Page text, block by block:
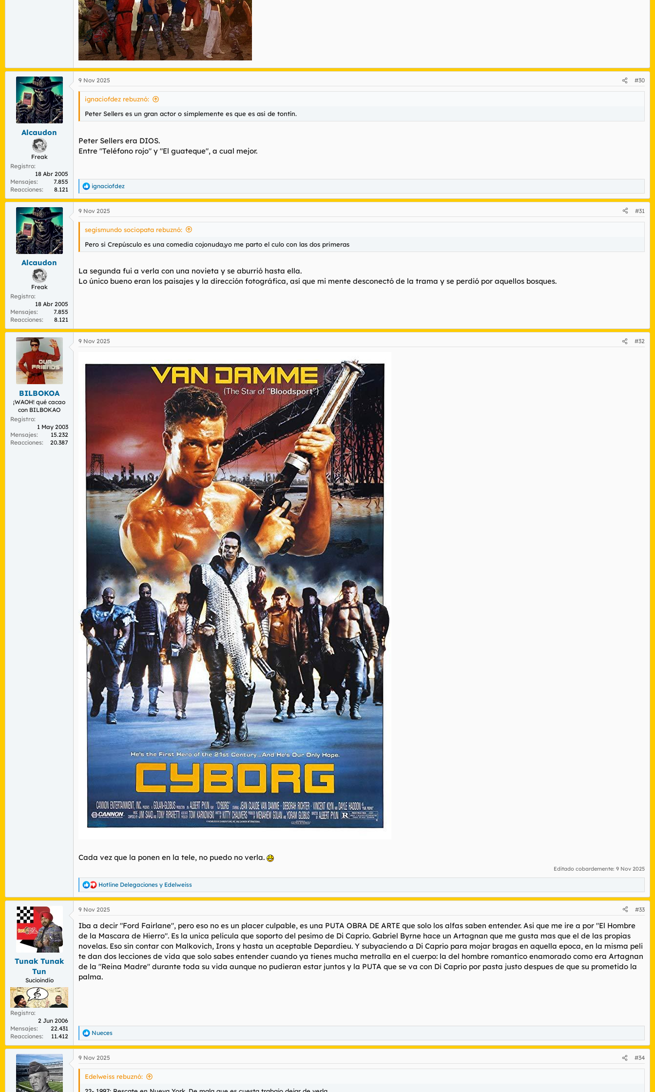
Alcaudon
Freak
Registro
18 Abr 2005
Mensajes
7.855
Reacciones
8.121
9 Nov 2025 #30
ignaciofdez rebuznó:
Peter Sellers es un gran actor o simplemente es que es asi de tontín.
Peter Sellers era DIOS.
Entre "Teléfono rojo" y "El guateque", a cual mejor.
R
e
a
c
c
e
ignaciofdez
Alcaudon
Freak
Registro
18 Abr 2005
Mensajes
7.855
Reacciones
8.121
9 Nov 2025 #31
segismundo sociopata rebuznó:
Pero si Crepúsculo es una comedia cojonuda,yo me parto el culo con las dos primeras
La segunda fui a verla con una novieta y se aburrió hasta ella.
Lo único bueno eran los paisajes y la dirección fotográfica, así que mi mente desconectó de la trama y se perdió por aquellos bosques.
BILBOKOA
¡WAOH! qué cacao
con BILBOKAO
Registro
1 May 2003
Mensajes
15.232
Reacciones
20.387
9 Nov 2025 #32
Cada vez que la ponen en la tele, no puedo no verla.
Editado cobardemente: 9 Nov 2025
R
e
a
c
i
o
e
s
:
Hotline Delegaciones y Edelweiss
Tunak Tunak
Tun
Sucioindio
Registro
2 Jun 2006
Mensajes
22.431
Reacciones
11.412
9 Nov 2025 #33
Iba a decir "Ford Fairlane", pero eso no es un placer culpable, es una PUTA OBRA DE ARTE que solo los alfas saben entender. Asi que me ire a por "El Hombre
de la Mascara de Hierro". Es la unica pelicula que soporto del pesimo de Di Caprio. Gabriel Byrne hace un Artagnan que me gusta mas que el de las propias
novelas. Eso sin contar con Malkovich, Irons y hasta un aceptable Depardieu. Y subyaciendo a Di Caprio para mojar bragas en aquella epoca, en la misma peli
te dan dos lecciones de vida que solo sabes entender cuando ya tienes mucha metralla en el cuerpo: la del hombre romantico enamorado como era Artagnan
de la "Reina Madre" durante toda su vida aunque no pudieran estar juntos y la PUTA que se va con Di Caprio por pasta justo despues de que su prometido la
palma.
R
e
a
c
c
Nueces
9 Nov 2025 #34
Edelweiss rebuznó: